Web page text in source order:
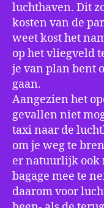
luchthaven. Dit
kosten van de
weet kost het
op het vliegveld
je van plan bent
gaan.
Aangezien het
gevallen niet
taxi naar de
om je weg te
er natuurlijk ook
bagage mee te
daarom voor